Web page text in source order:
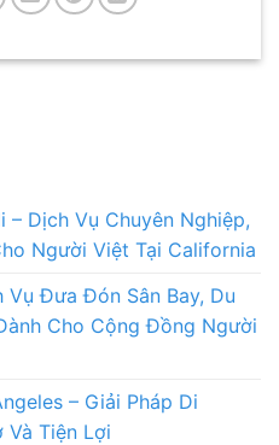
Dịch Vụ Chuyên Nghiệp,
Người Việt Tại California
Đưa Đón Sân Bay, Du
Cho Cộng Đồng Người
– Giải Pháp Di
Và Tiện Lợi